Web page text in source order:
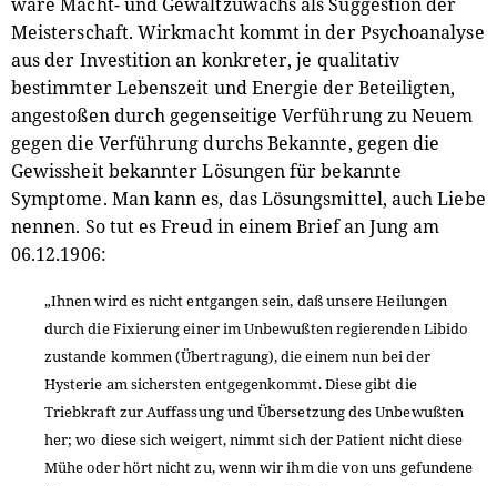
Meisterschaft. Wirkmacht kommt in der Psychoanalyse
aus der Investition an konkreter, je qualitativ
bestimmter Lebenszeit und Energie der Beteiligten,
angestoßen durch gegenseitige Verführung zu Neuem
gegen die Verführung durchs Bekannte, gegen die
Gewissheit bekannter Lösungen für bekannte
Symptome. Man kann es, das Lösungsmittel, auch Liebe
nennen. So tut es Freud in einem Brief an Jung am
06.12.1906:
„Ihnen wird es nicht entgangen sein, daß unsere Heilungen
durch die Fixierung einer im Unbewußten regierenden Libido
zustande kommen (Übertragung), die einem nun bei der
Hysterie am sichersten entgegenkommt. Diese gibt die
Triebkraft zur Auffassung und Übersetzung des Unbewußten
her; wo diese sich weigert, nimmt sich der Patient nicht diese
Mühe oder hört nicht zu, wenn wir ihm die von uns gefundene